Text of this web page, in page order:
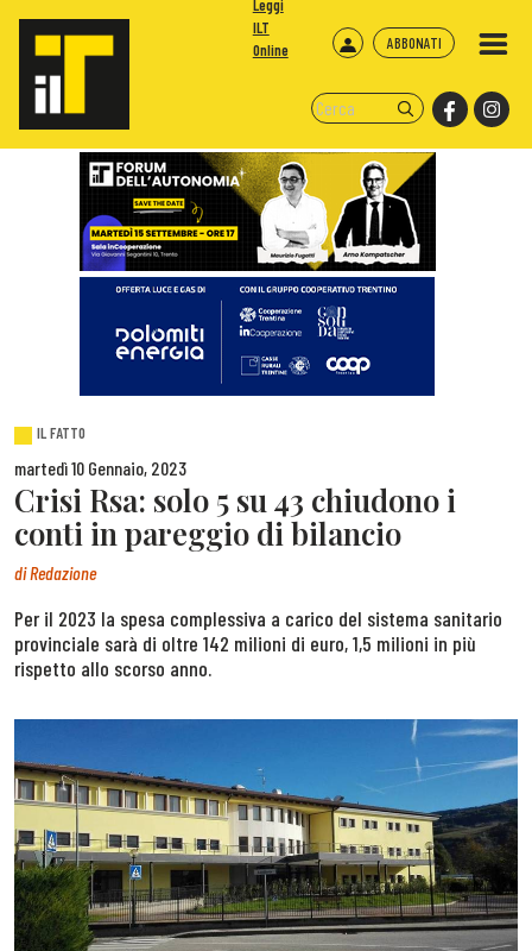
ABBONATI
Leggi
ILT
Online
IL FATTO
martedì 10 Gennaio, 2023
Crisi Rsa: solo 5 su 43 chiudono i
conti in pareggio di bilancio
diRedazione
Per il 2023 la spesa complessiva a carico del sistema sanitario
provinciale sarà di oltre 142 milioni di euro, 1,5 milioni in più
rispetto allo scorso anno.